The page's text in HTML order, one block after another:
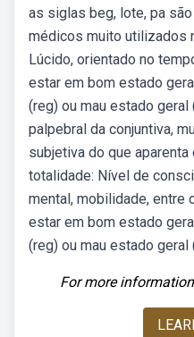
as siglas beg, lote, pa
médicos muito utilizados
Lúcido, orientado no
estar em bom estado
(reg) ou mau estado
palpebral da conjuntiva,
subjetiva do que
totalidade: Nível de
mental, mobilidade, entre
estar em bom estado
(reg) ou mau estado geral
For more